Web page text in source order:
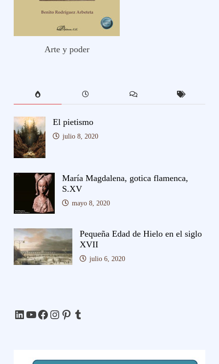
Arte y poder
El pietismo
julio 8, 2020
María Magdalena, gotica flamenca,
S.XV
mayo 8, 2020
Pequeña Edad de Hielo en el siglo
XVII
julio 6, 2020
LinkedIn
YouTube
Facebook
Instagram
Pinterest
Tumblr